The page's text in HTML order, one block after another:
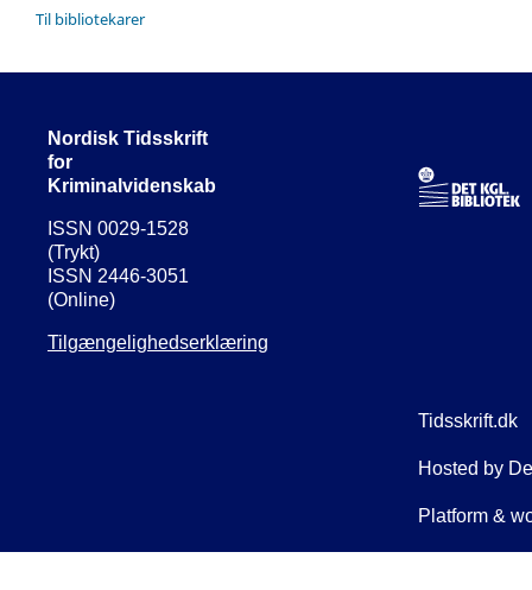
Til bibliotekarer
Nordisk Tidsskrift
for
Kriminalvidenskab
ISSN 0029-1528
(Trykt)
ISSN 2446-3051
(Online)
Tilgængelighedserklæring